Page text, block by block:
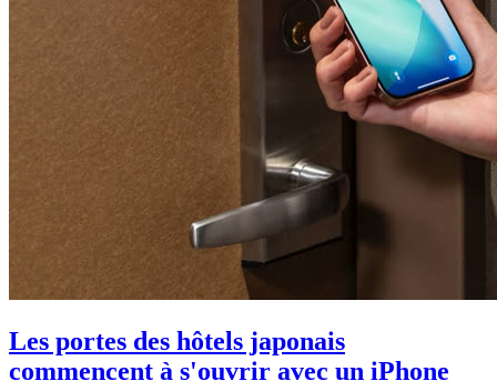
Les portes des hôtels japonais
commencent à s'ouvrir avec un iPhone